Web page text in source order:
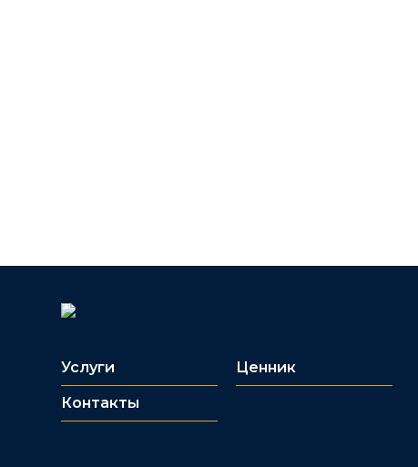
Услуги Ценник
Контакты